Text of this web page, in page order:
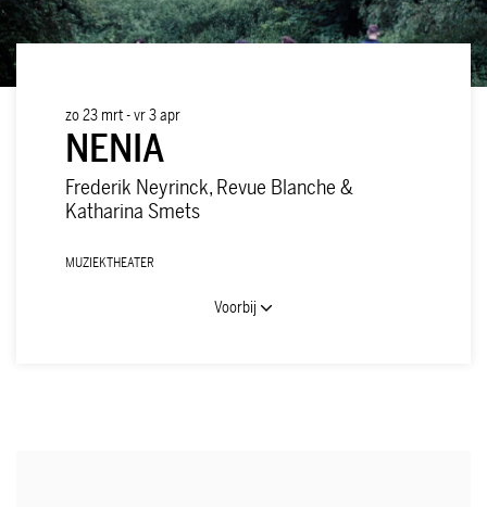
NENIA
Frederik Neyrinck, Revue Blanche &
Katharina Smets
zo 23 mrt-vr 3 apr
MUZIEKTHEATER
Voorbij